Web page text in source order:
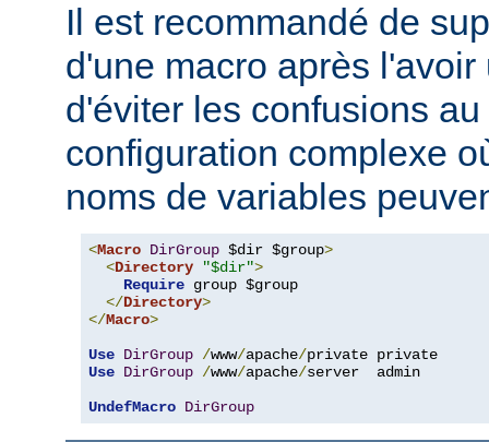
Il est recommandé de
d'une macro après
d'éviter les confusions
configuration complexe
noms de variables
<Macro DirGroup $dir $group>
<Directory "$dir">
Require group $group
</Directory>
</Macro>
Use DirGroup /www/apache/
Use DirGroup /www/apache/server  admin
UndefMacro DirGroup